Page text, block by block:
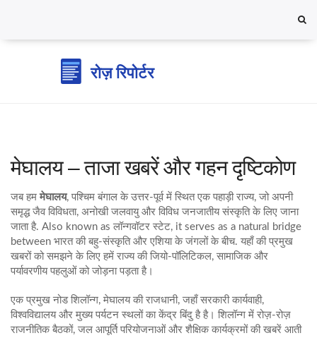
मेघालय – ताजा खबरें और गहन दृष्टिकोण
जब हम मेघालय, पश्चिम बंगाल के उत्तर‑पूर्व में स्थित एक पहाड़ी राज्य, जो अपनी
समृद्ध जैव विविधता, अनोखी जलवायु और विविध जनजातीय संस्कृति के लिए जाना
जाता है. Also known as लॉन्गवॉटर स्टेट, it serves as a natural bridge
between भारत की बहु‑संस्कृति और एशिया के जंगलों के बीच. यहाँ की प्रमुख
खबरों को समझने के लिए हमें राज्य की जियो‑पॉलिटिकल, सामाजिक और
पर्यावरणीय पहलुओं को जोड़ना पड़ता है।
एक प्रमुख नोड शिलॉन्ग, मेघालय की राजधानी, जहाँ सरकारी कार्यवाही,
विश्वविद्यालय और मुख्य पर्यटन स्थलों का केंद्र बिंदु हैहै। शिलॉन्ग में रोज़‑रोज़
राजनीतिक बैठकों, जल आपूर्ति परियोजनाओं और शैक्षिक कार्यक्रमों की खबरें आती